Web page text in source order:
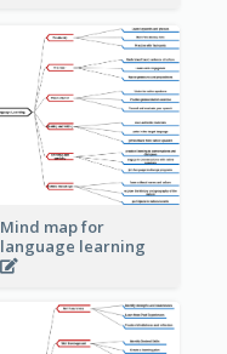
Mind map for
language learning